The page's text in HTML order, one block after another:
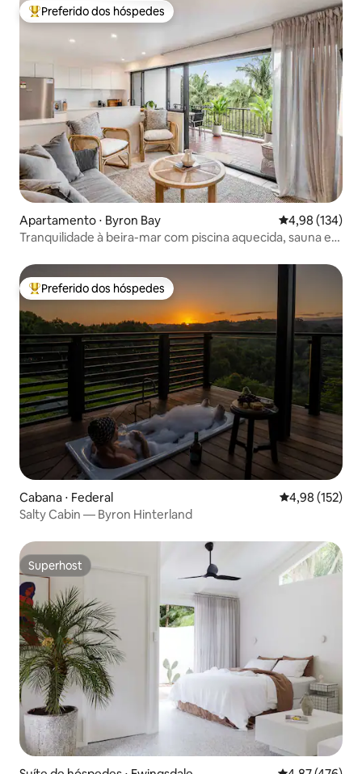
Entre os melhores preferidos dos hóspedes
Preferido dos hóspedes
Apartamento ⋅ Byron Bay 4,98 de uma
4,98 (134)
Tranquilidade à beira-mar com piscina aquecida, sauna e
Entre os melhores preferidos dos hóspedes
Preferido dos hóspedes
Cabana ⋅ Federal 4,98 de uma
4,98 (152)
Salty Cabin — Byron Hinterland
Superhost
Superhost